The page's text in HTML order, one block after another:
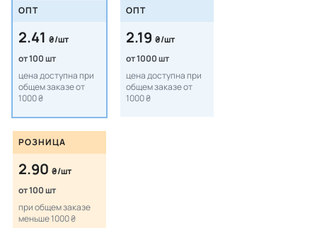
ОПТ
2.41 ₴/шт
от 100 шт
цена доступна при
общем заказе от
1000 ₴
ОПТ
2.19 ₴/шт
от 1000 шт
цена доступна при
общем заказе от
1000 ₴
РОЗНИЦА
2.90 ₴/шт
от 100 шт
при общем заказе
меньше 1000 ₴